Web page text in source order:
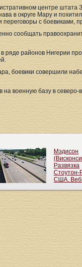
центре штата
в округе Мару и
с боевиками,
сообщать
ряде районов Нигерии
боевики совершили
военную базу в